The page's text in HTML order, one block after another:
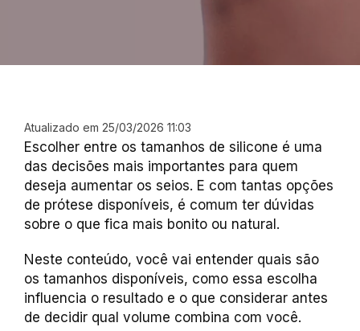
Atualizado em 25/03/2026 11:03
Escolher entre os tamanhos de silicone é uma
das decisões mais importantes para quem
deseja aumentar os seios. E com tantas opções
de prótese disponíveis, é comum ter dúvidas
sobre o que fica mais bonito ou natural.
Neste conteúdo, você vai entender quais são
os tamanhos disponíveis, como essa escolha
influencia o resultado e o que considerar antes
de decidir qual volume combina com você.